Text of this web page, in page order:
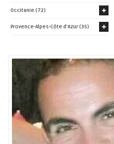
Occitanie (72)
Provence-Alpes-Côte d'Azur (35)